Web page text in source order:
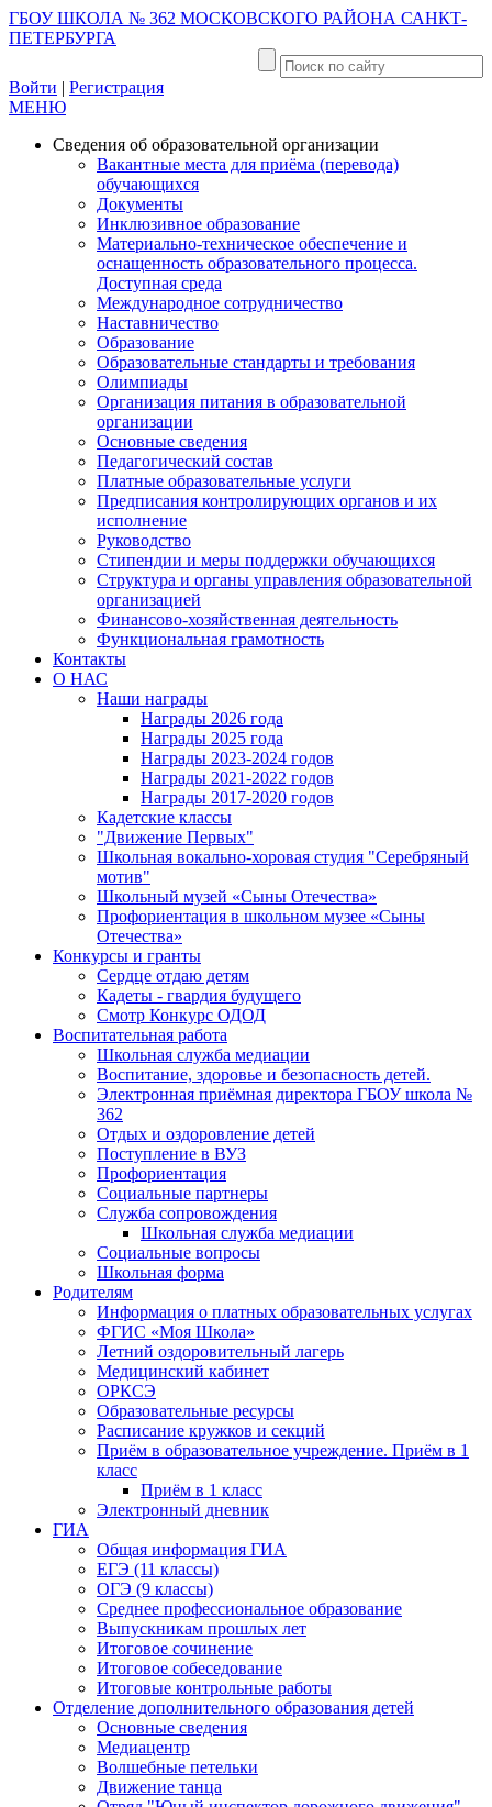
ГБОУ ШКОЛА № 362 МОСКОВСКОГО РАЙОНА САНКТ-
ПЕТЕРБУРГА
Войти | Регистрация
МЕНЮ
Сведения об образовательной организации
Вакантные места для приёма (перевода)
обучающихся
Документы
Инклюзивное образование
Материально-техническое обеспечение и
оснащенность образовательного процесса.
Доступная среда
Международное сотрудничество
Наставничество
Образование
Образовательные стандарты и требования
Олимпиады
Организация питания в образовательной
организации
Основные сведения
Педагогический состав
Платные образовательные услуги
Предписания контролирующих органов и их
исполнение
Руководство
Стипендии и меры поддержки обучающихся
Структура и органы управления образовательной
организацией
Финансово-хозяйственная деятельность
Функциональная грамотность
Контакты
О НАС
Наши награды
Награды 2026 года
Награды 2025 года
Награды 2023-2024 годов
Награды 2021-2022 годов
Награды 2017-2020 годов
Кадетские классы
"Движение Первых"
Школьная вокально-хоровая студия "Серебряный
мотив"
Школьный музей «Сыны Отечества»
Профориентация в школьном музее «Сыны
Отечества»
Конкурсы и гранты
Сердце отдаю детям
Кадеты - гвардия будущего
Смотр Конкурс ОДОД
Воспитательная работа
Школьная служба медиации
Воспитание, здоровье и безопасность детей.
Электронная приёмная директора ГБОУ школа №
362
Отдых и оздоровление детей
Поступление в ВУЗ
Профориентация
Социальные партнеры
Служба сопровождения
Школьная служба медиации
Социальные вопросы
Школьная форма
Родителям
Информация о платных образовательных услугах
ФГИС «Моя Школа»
Летний оздоровительный лагерь
Медицинский кабинет
ОРКСЭ
Образовательные ресурсы
Расписание кружков и секций
Приём в образовательное учреждение. Приём в 1
класс
Приём в 1 класс
Электронный дневник
ГИА
Общая информация ГИА
ЕГЭ (11 классы)
ОГЭ (9 классы)
Среднее профессиональное образование
Выпускникам прошлых лет
Итоговое сочинение
Итоговое собеседование
Итоговые контрольные работы
Отделение дополнительного образования детей
Основные сведения
Медиацентр
Волшебные петельки
Движение танца